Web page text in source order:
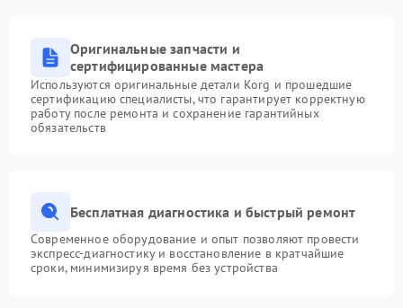
Оригинальные запчасти и
сертифицированные мастера
Используются оригинальные детали Korg и прошедшие
сертификацию специалисты, что гарантирует корректную
работу после ремонта и сохранение гарантийных
обязательств
Бесплатная диагностика и быстрый ремонт
Современное оборудование и опыт позволяют провести
экспресс-диагностику и восстановление в кратчайшие
сроки, минимизируя время без устройства